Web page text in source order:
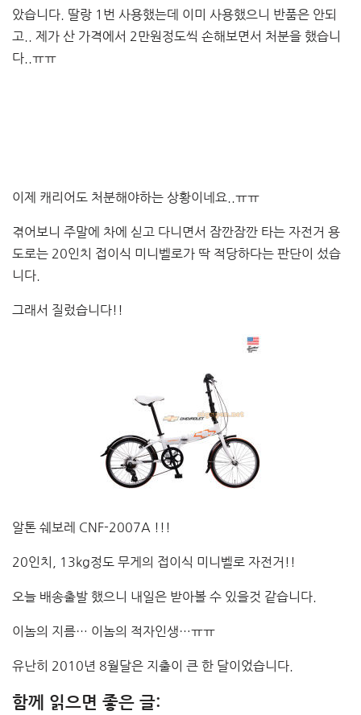
았습니다. 딸랑 1번 사용했는데 이미 사용했으니 반품은 안되
고.. 제가 산 가격에서 2만원정도씩 손해보면서 처분을 했습니
다..ㅠㅠ
이제 캐리어도 처분해야하는 상황이네요..ㅠㅠ
겪어보니 주말에 차에 싣고 다니면서 잠깐잠깐 타는 자전거 용
도로는 20인치 접이식 미니벨로가 딱 적당하다는 판단이 섰습
니다.
그래서 질렀습니다!!
알톤 쉐보레 CNF-2007A !!!
20인치, 13kg정도 무게의 접이식 미니벨로 자전거!!
오늘 배송출발 했으니 내일은 받아볼 수 있을것 같습니다.
이놈의 지름… 이놈의 적자인생…ㅠㅠ
유난히 2010년 8월달은 지출이 큰 한 달이었습니다.
함께 읽으면 좋은 글: